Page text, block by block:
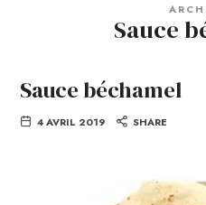
Sauce
Sauce béchamel
4 AVRIL 2019 SHARE